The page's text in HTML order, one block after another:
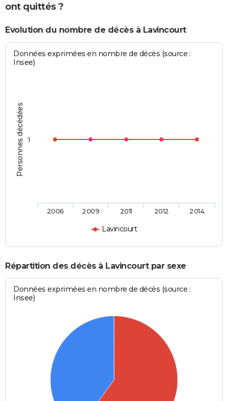
ont quittés ?
Evolution du nombre de décès à Lavincourt
Personnes décédées
Données exprimées en nombre de décès (source :
Insee)
Lavincourt
2006 2009 2011 2012 2014
1
Répartition des décès à Lavincourt par sexe
Données exprimées en nombre de décès (source :
Insee)